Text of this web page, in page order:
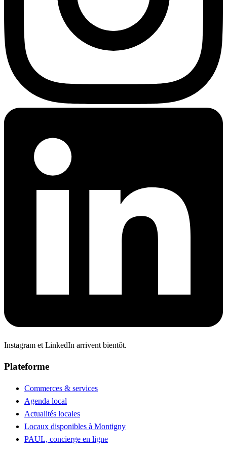
Instagram et LinkedIn arrivent bientôt.
Plateforme
Commerces & services
Agenda local
Actualités locales
Locaux disponibles à Montigny
PAUL, concierge en ligne